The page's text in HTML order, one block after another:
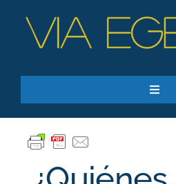
content
Recursos
Quiero apoyar
SEARCH